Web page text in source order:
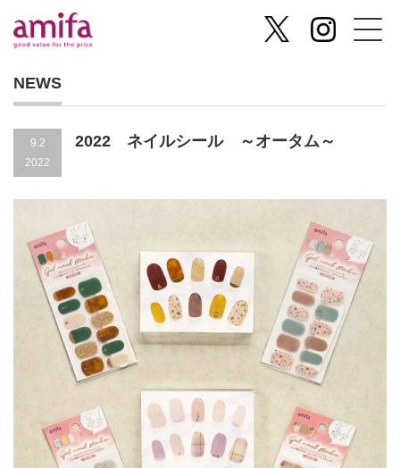
NEWS
9.2
2022
2022 ネイルシール ～オータム～